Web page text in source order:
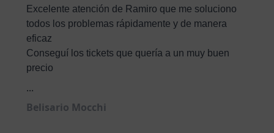
Excelente atención de Ramiro que me soluciono
todos los problemas rápidamente y de manera
eficaz
Conseguí los tickets que quería a un muy buen
precio
...
Belisario Mocchi